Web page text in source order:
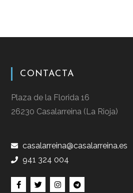
CONTACTA
Plaza de la Florida 16
26230 Casalarreina (La Rioja)
casalarreina@casalarreina.es
941 324 004